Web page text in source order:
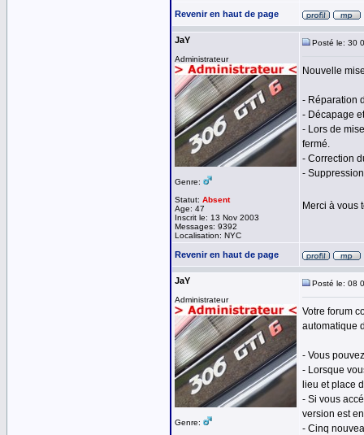
Revenir en haut de page
JaY
Administrateur
Genre:
Statut: Absent
Age: 47
Inscrit le: 13 Nov 2003
Messages: 9392
Localisation: NYC
Posté le: 30
Nouvelle
- Réparation
- Décapage
- Lors de
fermé.
- Correction
-
Merci à vous
Revenir en haut de page
JaY
Administrateur
Genre:
Posté le: 08
Votre forum
automatique
- Vous
- Lorsque
lieu et place
- Si vous
version est
- Cinq